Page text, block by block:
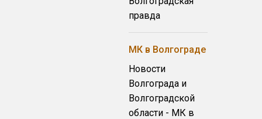
правда
МК в Волгограде
Новости
Волгограда и
Волгоградской
области - МК в